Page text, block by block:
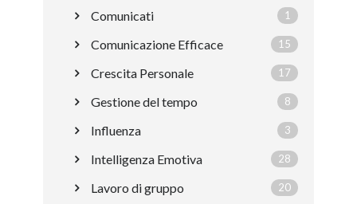
Comunicati 1
Comunicazione Efficace 15
Crescita Personale 17
Gestione del tempo 8
Influenza 3
Intelligenza Emotiva 28
Lavoro di gruppo 20